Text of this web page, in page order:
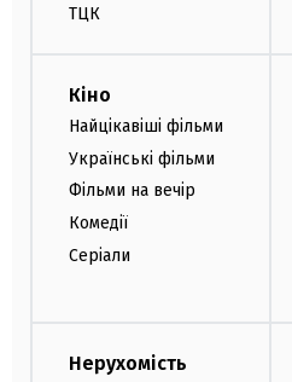
ТЦК
Кіно
Найцікавіші фільми
Українські фільми
Фільми на вечір
Комедії
Серіали
Нерухомість